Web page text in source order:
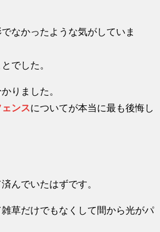
なかったような気がしていま
でした。
りました。
ェンスについてが本当に最も後悔し
んでいたはずです。
草だけでもなくして間から光がパ